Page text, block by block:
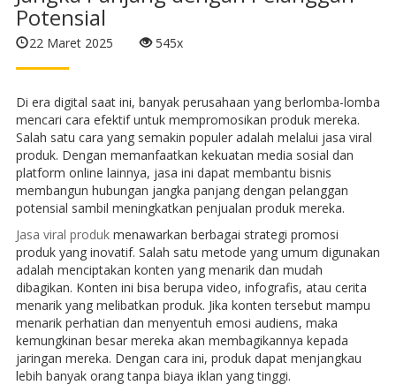
Potensial
22 Maret 2025 545x
Di era digital saat ini, banyak perusahaan yang berlomba-lomba
mencari cara efektif untuk mempromosikan produk mereka.
Salah satu cara yang semakin populer adalah melalui jasa viral
produk. Dengan memanfaatkan kekuatan media sosial dan
platform online lainnya, jasa ini dapat membantu bisnis
membangun hubungan jangka panjang dengan pelanggan
potensial sambil meningkatkan penjualan produk mereka.
Jasa viral produkmenawarkan berbagai strategi promosi
produk yang inovatif. Salah satu metode yang umum digunakan
adalah menciptakan konten yang menarik dan mudah
dibagikan. Konten ini bisa berupa video, infografis, atau cerita
menarik yang melibatkan produk. Jika konten tersebut mampu
menarik perhatian dan menyentuh emosi audiens, maka
kemungkinan besar mereka akan membagikannya kepada
jaringan mereka. Dengan cara ini, produk dapat menjangkau
lebih banyak orang tanpa biaya iklan yang tinggi.